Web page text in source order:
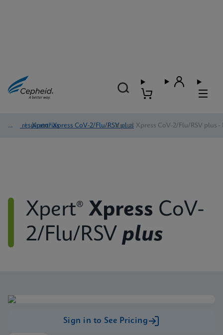
Vías respiratorias
/ Xpert® Xpress CoV-2/Flu/RSV plus
/ Xpert® Xpress CoV-2/Flu/RSV plus -
Xpert® Xpress CoV-
2/Flu/RSV plus
Sign in to See Pricing